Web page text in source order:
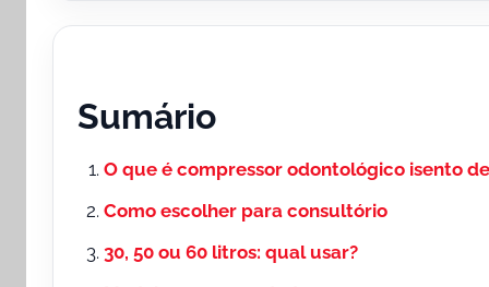
Sumário
O que é compressor odontológico isento
Como escolher para consultório
30, 50 ou 60 litros: qual usar?